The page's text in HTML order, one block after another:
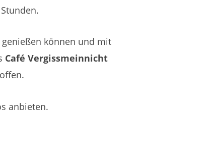
können und mit
Café Vergissmeinnicht
anbieten.